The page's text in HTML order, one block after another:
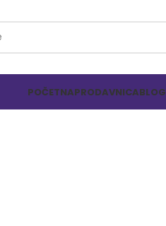
POČETNAPRODAVNICABLOG